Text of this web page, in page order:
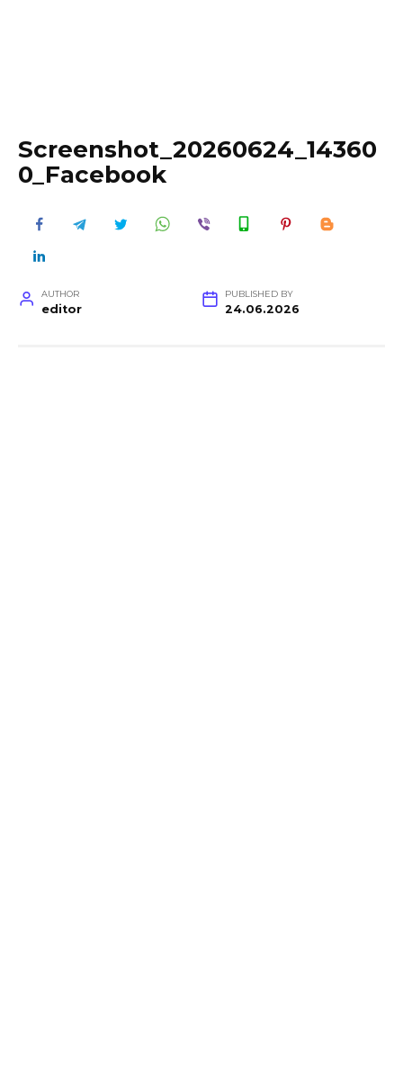
Screenshot_20260624_14360
0_Facebook
AUTHOR
editor
PUBLISHED BY
24.06.2026